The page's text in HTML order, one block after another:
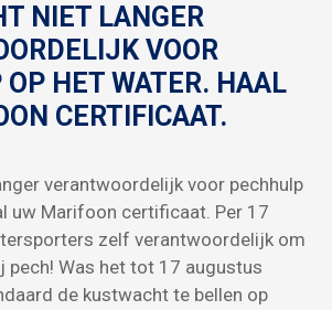
NIET LANGER
VOOR
OP HET WATER. HAAL
CERTIFICAAT.
verantwoordelijk voor pechhulp
uw Marifoon certificaat. Per 17
zelf verantwoordelijk om
pech! Was het tot 17 augustus
de kustwacht te bellen op